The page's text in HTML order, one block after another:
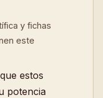
y fichas
este
estos
potencia